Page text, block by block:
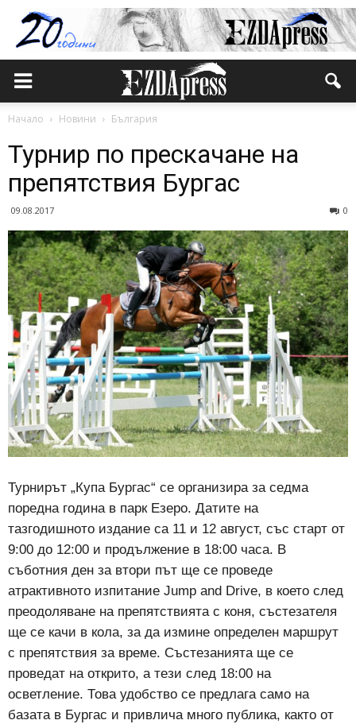
Начало Новини България
Турнир по прескачане на
препятствия Бургас
09.08.2017 0
Турнирът „Купа Бургас“ се организира за седма
поредна година в парк Езеро. Датите на
тазгодишното издание са 11 и 12 август, със старт от
9:00 до 12:00 и продължение в 18:00 часа. В
съботния ден за втори път ще се проведе
атрактивното изпитание Jump and Drive, в което след
преодоляване на препятствията с коня, състезателя
ще се качи в кола, за да измине определен маршрут
с препятствия за време. Състезанията ще се
проведат на открито, а тези след 18:00 на
осветление. Това удобство се предлага само на
базата в Бургас и привлича много публика, както от